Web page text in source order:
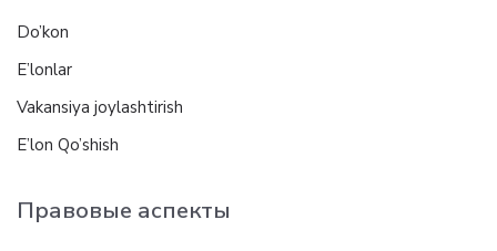
Do’kon
E’lonlar
Vakansiya joylashtirish
E’lon Qo’shish
Правовые аспекты